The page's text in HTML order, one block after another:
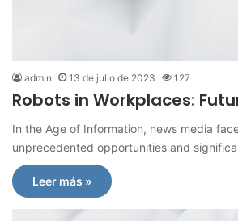
admin 13 de julio de 2023 127
Robots in Workplaces:
In the Age of Information, news media
unprecedented opportunities and
Leer más »